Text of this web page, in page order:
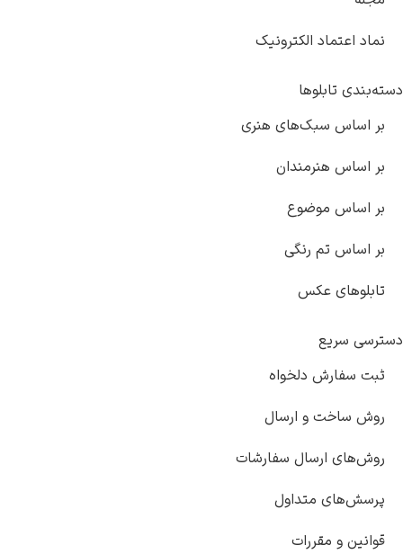
الکترونیک
سبک‌های هنری
هنرمندان
موضوع
تم رنگی
عکس
دلخواه
و ارسال
ارسال سفارشات
متداول
و مقررات